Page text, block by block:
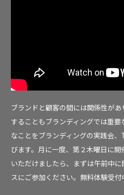
ブランドと顧客の間には関係性が
することもブランディングでは重要
なことをブランディングの実践会
びます。月に一度、第２木曜日に
いただけましたら、まずは午前中
スにご参加ください。無料体験受付